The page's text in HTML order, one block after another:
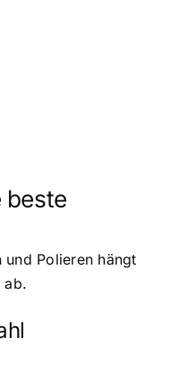
beste
und Polieren hängt
ab.